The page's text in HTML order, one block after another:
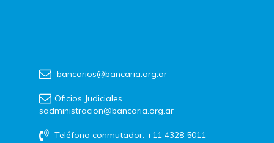
bancarios@bancaria.org.ar
Oficios Judiciales
sadministracion@bancaria.org.ar
Teléfono conmutador: +11 4328 5011